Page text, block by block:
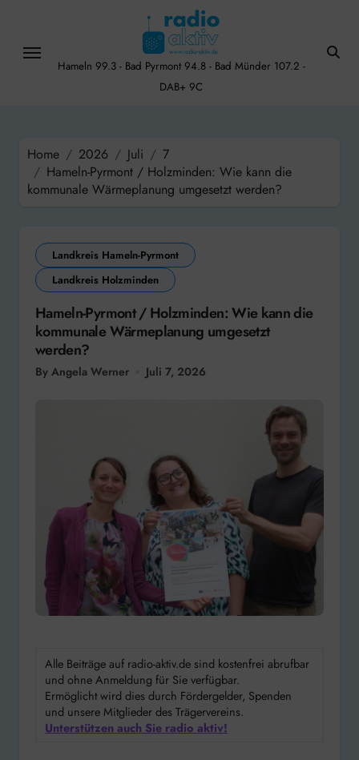
content
Hameln 99.3 - Bad Pyrmont 94.8 - Bad Münder 107.2 -
DAB+ 9C
Home 2026 Juli
7
Hameln-Pyrmont / Holzminden: Wie kann die
kommunale Wärmeplanung umgesetzt werden?
Landkreis Hameln-Pyrmont
Landkreis Holzminden
Hameln-Pyrmont / Holzminden: Wie kann die
kommunale Wärmeplanung umgesetzt
werden?
By Angela Werner Juli 7, 2026
Alle Beiträge auf radio-aktiv.de sind kostenfrei abrufbar
und ohne Anmeldung für Sie verfügbar.
Ermöglicht wird dies durch Fördergelder, Spenden
und unsere Mitglieder des Trägervereins.
Unterstützen auch Sie radio aktiv!